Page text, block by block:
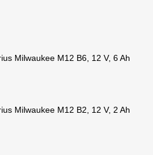
Milwaukee M12 B6, 12 V, 6 Ah
Milwaukee M12 B2, 12 V, 2 Ah